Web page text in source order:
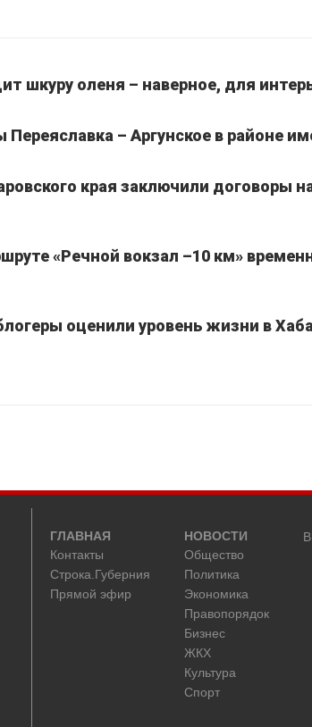
шкуру оленя – наверное, для
– Аргунское в районе
края заключили договоры
«Речной вокзал –10 км»
оценили уровень жизни в
ГЛАВНАЯ
Контакты
Строка.Губерния
Прямой эфир
НОВОСТИ
Общество
Политика
Экономика
Правопорядок
Бизнес
ЖКХ
Культура
Спорт